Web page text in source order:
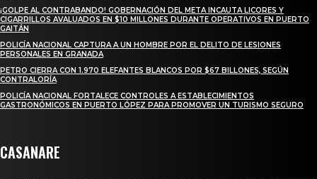
¡GOLPE AL CONTRABANDO! GOBERNACIÓN DEL META INCAUTA LICORES Y
CIGARRILLOS AVALUADOS EN $10 MILLONES DURANTE OPERATIVOS EN PUERTO
GAITÁN
POLICÍA NACIONAL CAPTURA A UN HOMBRE POR EL DELITO DE LESIONES
PERSONALES EN GRANADA
PETRO CIERRA CON 1.970 ELEFANTES BLANCOS POR $67 BILLONES, SEGÚN
CONTRALORÍA
POLICÍA NACIONAL FORTALECE CONTROLES A ESTABLECIMIENTOS
GASTRONÓMICOS EN PUERTO LÓPEZ PARA PROMOVER UN TURISMO SEGURO
CASANARE